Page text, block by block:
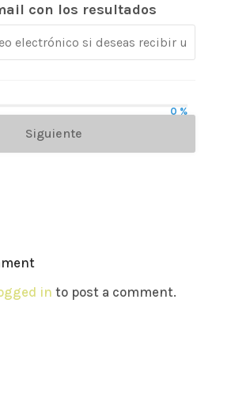
con los resultados
0 %
Siguiente
in to post a comment.